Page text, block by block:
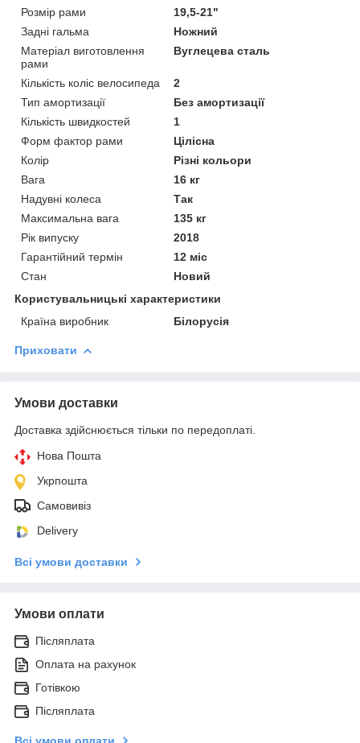
Розмір рами
19,5-21"
Задні гальма
Ножний
Матеріал виготовлення
рами
Вуглецева сталь
Кількість коліс велосипеда
2
Тип амортизації
Без амортизації
Кількість швидкостей
1
Форм фактор рами
Цілісна
Колір
Різні кольори
Вага
16 кг
Надувні колеса
Так
Максимальна вага
135 кг
Рік випуску
2018
Гарантійний термін
12 міс
Стан
Новий
Користувальницькі характеристики
Країна виробник
Білорусія
Приховати
Умови доставки
Доставка здійснюється тільки по передоплаті.
Нова Пошта
Укрпошта
Самовивіз
Delivery
Всі умови доставки
Умови оплати
Післяплата
Оплата на рахунок
Готівкою
Післяплата
Всі умови оплати